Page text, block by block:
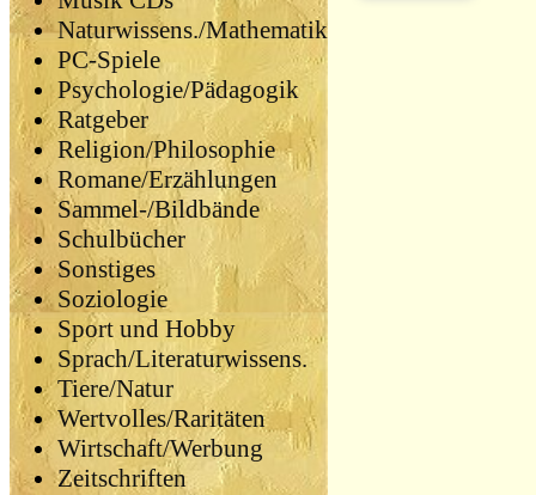
Naturwissens./Mathematik
PC-Spiele
Psychologie/Pädagogik
Ratgeber
Religion/Philosophie
Romane/Erzählungen
Sammel-/Bildbände
Schulbücher
Sonstiges
Soziologie
Sport und Hobby
Sprach/Literaturwissens.
Tiere/Natur
Wertvolles/Raritäten
Wirtschaft/Werbung
Zeitschriften